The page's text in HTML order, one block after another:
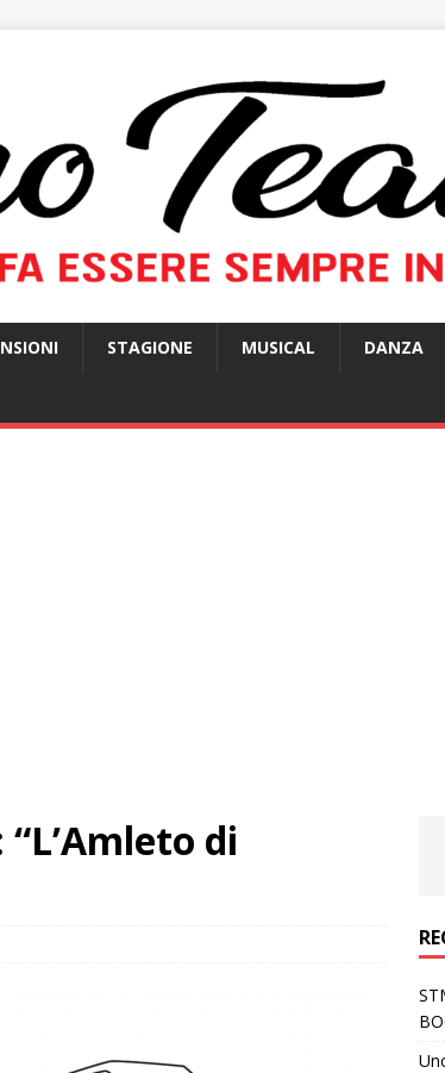
STAGIONE MUSICAL DANZA
di